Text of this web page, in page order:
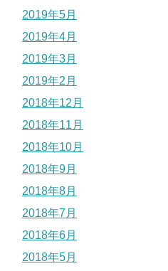
2019年5月
2019年4月
2019年3月
2019年2月
2018年12月
2018年11月
2018年10月
2018年9月
2018年8月
2018年7月
2018年6月
2018年5月